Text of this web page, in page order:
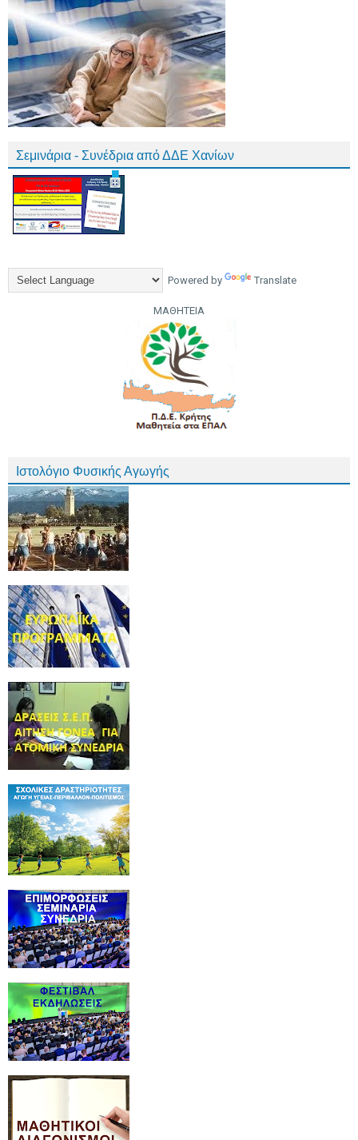
Σεμινάρια - Συνέδρια από ΔΔΕ Χανίων
Powered by Translate
ΜΑΘΗΤΕΙΑ
Ιστολόγιο Φυσικής Αγωγής